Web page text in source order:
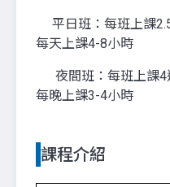
平日班：每班上課
每天上課4-8小時
夜間班：每班上課4
每晚上課3-4小時
課程介紹